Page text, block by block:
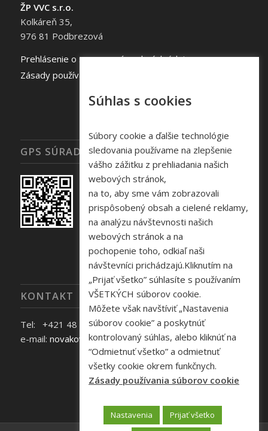
ŽP VVC s.r.o.
Kolkáreň 35,
976 81 Podbrezová
Prehlásenie o spracovaní osobných údajov
Zásady používania súborov cookie
GPS SÚRADNICE
KONTAKT
Tel: +421 48 645 40 35
e-mail: novakova@zelpo.sk
Súhlas s cookies
Súbory cookie a ďalšie technológie
sledovania používame na zlepšenie
vášho zážitku z prehliadania našich
webových stránok,
na to, aby sme vám zobrazovali
prispôsobený obsah a cielené reklamy,
na analýzu návštevnosti našich
webových stránok a na
pochopenie toho, odkiaľ naši
návštevníci prichádzajú.Kliknutím na
„Prijať všetko” súhlasíte s používaním
VŠETKÝCH súborov cookie.
Môžete však navštíviť „Nastavenia
súborov cookie” a poskytnúť
kontrolovaný súhlas, alebo kliknúť na
“Odmietnuť všetko” a odmietnuť
všetky cookie okrem funkčnych.
Zásady používania súborov cookie
Nastavenia Prijať všetko